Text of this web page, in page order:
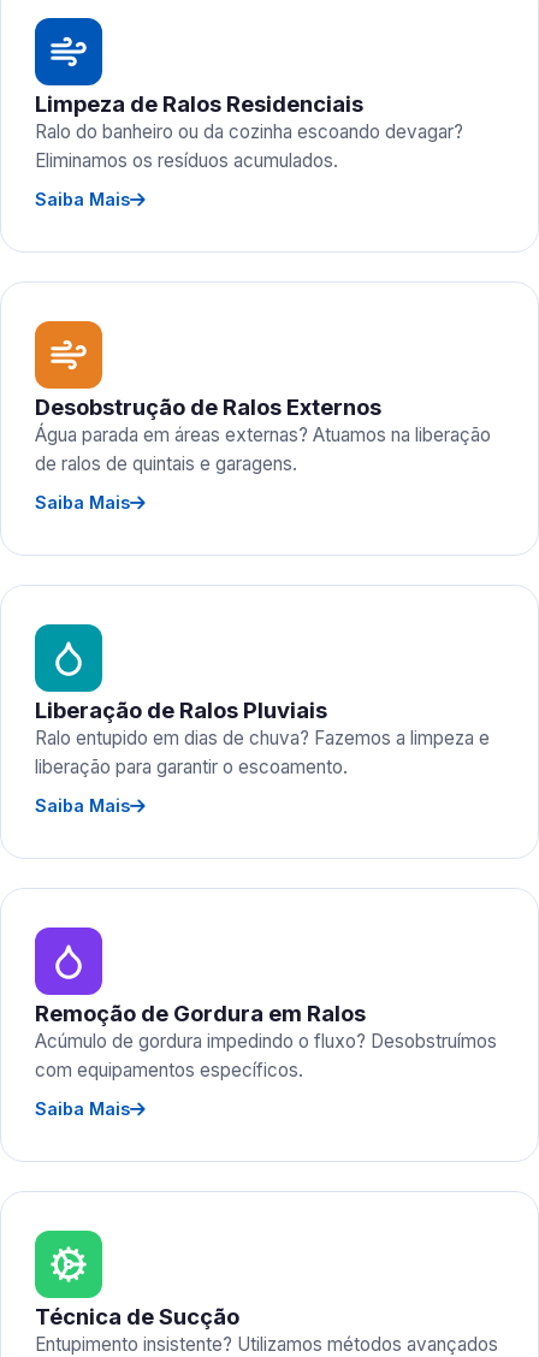
Limpeza de Ralos Residenciais
Ralo do banheiro ou da cozinha escoando devagar?
Eliminamos os resíduos acumulados.
Saiba Mais
Desobstrução de Ralos Externos
Água parada em áreas externas? Atuamos na liberação
de ralos de quintais e garagens.
Saiba Mais
Liberação de Ralos Pluviais
Ralo entupido em dias de chuva? Fazemos a limpeza e
liberação para garantir o escoamento.
Saiba Mais
Remoção de Gordura em Ralos
Acúmulo de gordura impedindo o fluxo? Desobstruímos
com equipamentos específicos.
Saiba Mais
Técnica de Sucção
Entupimento insistente? Utilizamos métodos avançados